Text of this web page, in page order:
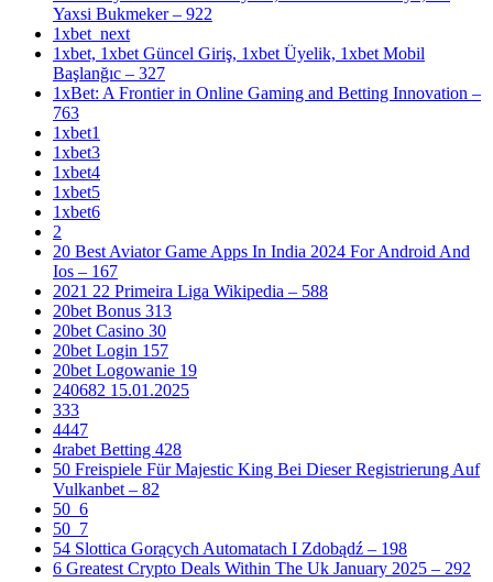
Yaxsi Bukmeker – 922
1xbet_next
1xbet, 1xbet Güncel Giriş, 1xbet Üyelik, 1xbet Mobil
Başlanğıc – 327
1xBet: A Frontier in Online Gaming and Betting Innovation –
763
1xbet1
1xbet3
1xbet4
1xbet5
1xbet6
2
20 Best Aviator Game Apps In India 2024 For Android And
Ios – 167
2021 22 Primeira Liga Wikipedia – 588
20bet Bonus 313
20bet Casino 30
20bet Login 157
20bet Logowanie 19
240682 15.01.2025
333
4447
4rabet Betting 428
50 Freispiele Für Majestic King Bei Dieser Registrierung Auf
Vulkanbet – 82
50_6
50_7
54 Slottica Gorących Automatach I Zdobądź – 198
6 Greatest Crypto Deals Within The Uk January 2025 – 292